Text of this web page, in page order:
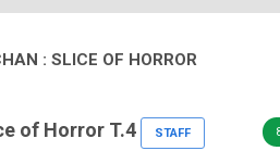
: SLICE OF HORROR
of Horror T.4 STAFF